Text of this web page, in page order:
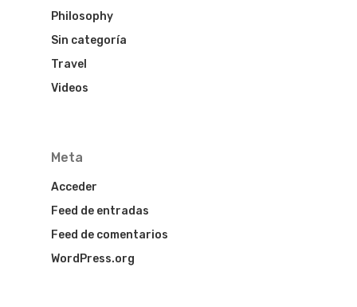
Philosophy
Sin categoría
Travel
Videos
Meta
Acceder
Feed de entradas
Feed de comentarios
WordPress.org